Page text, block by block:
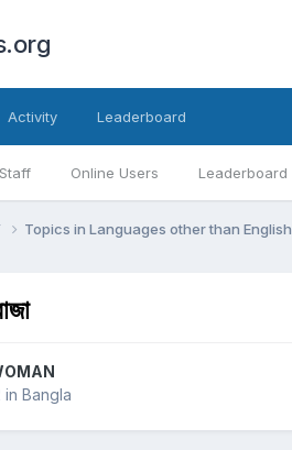
Staff Online Users Leaderboard
Activity Leaderboard
Topics in Languages other than English
in Bangla